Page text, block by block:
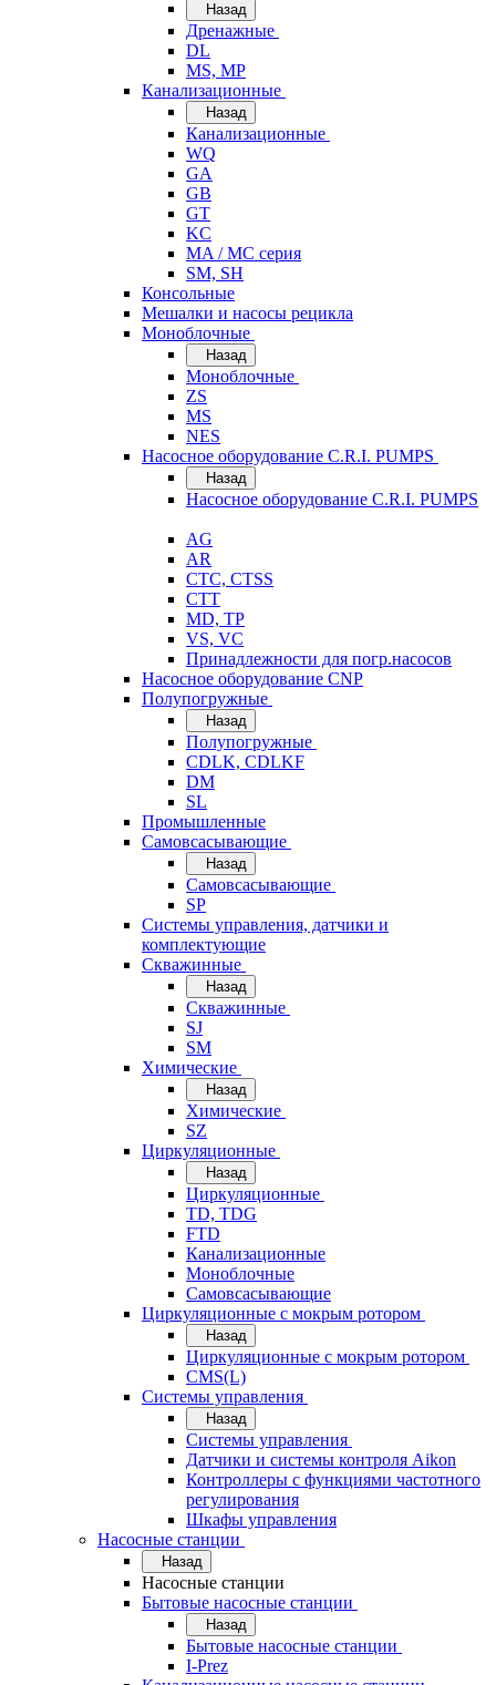
Назад
Дренажные
DL
MS, MP
Канализационные
Назад
Канализационные
WQ
GA
GB
GT
KC
MA / MC серия
SM, SH
Консольные
Мешалки и насосы рецикла
Моноблочные
Назад
Моноблочные
ZS
MS
NES
Насосное оборудование C.R.I. PUMPS
Назад
Насосное оборудование C.R.I. PUMPS
AG
AR
CTC, CTSS
CTT
MD, TP
VS, VC
Принадлежности для погр.насосов
Насосное оборудование CNP
Полупогружные
Назад
Полупогружные
CDLK, CDLKF
DM
SL
Промышленные
Самовсасывающие
Назад
Самовсасывающие
SP
Системы управления, датчики и
комплектующие
Скважинные
Назад
Скважинные
SJ
SM
Химические
Назад
Химические
SZ
Циркуляционные
Назад
Циркуляционные
TD, TDG
FTD
Канализационные
Моноблочные
Самовсасывающие
Циркуляционные с мокрым ротором
Назад
Циркуляционные с мокрым ротором
CMS(L)
Системы управления
Назад
Системы управления
Датчики и системы контроля Aikon
Контроллеры с функциями частотного
регулирования
Шкафы управления
Насосные станции
Назад
Насосные станции
Бытовые насосные станции
Назад
Бытовые насосные станции
I-Prez